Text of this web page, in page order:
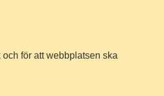
för att webbplatsen ska